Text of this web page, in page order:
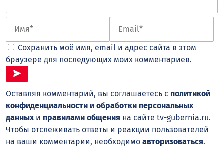
Сохранить моё имя, email и адрес сайта в этом
браузере для последующих моих комментариев.
Оставляя комментарий, вы соглашаетесь с политикой
конфиденциальности и обработки персональных
данныхи правилами общения на сайте tv-gubernia.ru.
Чтобы отслеживать ответы и реакции пользователей
на ваши комментарии, необходимо авторизоваться.